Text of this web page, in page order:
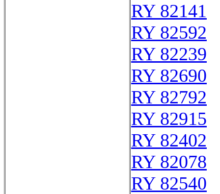
RY 82141
RY 82592
RY 82239
RY 82690
RY 82792
RY 82915
RY 82402
RY 82078
RY 82540